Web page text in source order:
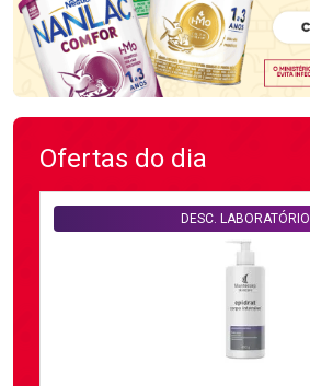
Ofertas do dia
DESC. LABORATÓRIO